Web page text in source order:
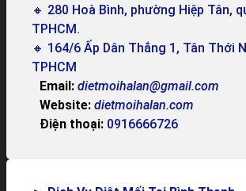
🔸 280 Hoà Bình, phường Hiệp Tân,
TPHCM.
🔸 164/6 Ấp Dân Thắng 1, Tân Thới
TPHCM
Email: dietmoihalan@gmail.com
Website: dietmoihalan.com
Điện thoại: 0916666726